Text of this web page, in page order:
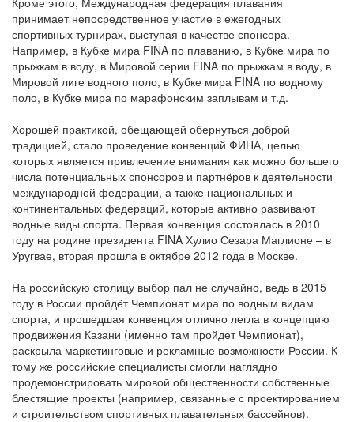
принимает непосредственное участие в ежегодных
спортивных турнирах, выступая в качестве спонсора.
Например, в Кубке мира FINA по плаванию, в Кубке мира по
прыжкам в воду, в Мировой серии FINA по прыжкам в воду, в
Мировой лиге водного поло, в Кубке мира FINA по водному
поло, в Кубке мира по марафонским заплывам и т.д.
Хорошей практикой, обещающей обернуться доброй
традицией, стало проведение конвенций ФИНА, целью
которых является привлечение внимания как можно большего
числа потенциальных спонсоров и партнёров к деятельности
международной федерации, а также национальных и
континентальных федераций, которые активно развивают
водные виды спорта. Первая конвенция состоялась в 2010
году на родине президента FINA Хулио Сезара Маглионе – в
Уругвае, вторая прошла в октябре 2012 года в Москве.
На российскую столицу выбор пал не случайно, ведь в 2015
году в России пройдёт Чемпионат мира по водным видам
спорта, и прошедшая конвенция отлично легла в концепцию
продвижения Казани (именно там пройдет Чемпионат),
раскрыла маркетинговые и рекламные возможности России. К
тому же российские специалисты смогли наглядно
продемонстрировать мировой общественности собственные
блестящие проекты (например, связанные с проектированием
и строительством спортивных плавательных бассейнов).